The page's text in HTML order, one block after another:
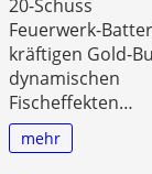
20‑Schuss
kräftigen
dynamischen
Fischeffekten…
mehr